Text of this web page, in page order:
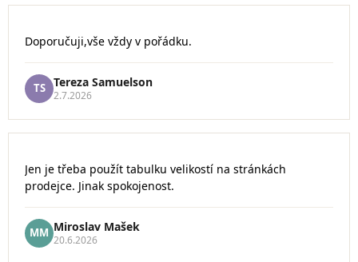
obchodu
je
5
z
5
hvězdiček.
Doporučuji,vše vždy v pořádku.
TS Tereza Samuelson
2.7.2026
obchodu
je
5
hvězdiček.
Jen je třeba použít tabulku velikostí na stránkách
prodejce. Jinak spokojenost.
MM Miroslav Mašek
20.6.2026